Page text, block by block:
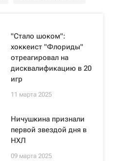
"Стало шоком":
хоккеист "Флориды"
отреагировал на
дисквалификацию в 20
игр
11 марта 2025
Ничушкина признали
первой звездой дня в
НХЛ
09 марта 2025